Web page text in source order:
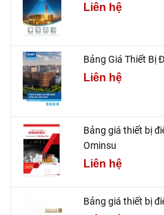
Liên hệ
Bảng Giá Thiết Bị
Liên hệ
Bảng giá thiết bị
Ominsu
Liên hệ
Bảng giá thiết bị